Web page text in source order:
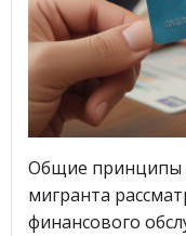
Общие принципы
мигранта
финансового